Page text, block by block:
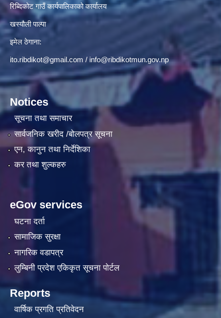
रिब्दिकोट गाउँ कार्यपालिकाको कार्यालय
खस्यौली पाल्पा
इमेल ठेगाना:
ito.ribdikot@gmail.com / info@ribdikotmun.gov.np
Notices
सूचना तथा समाचार
सार्वजनिक खरीद /बोलपत्र सूचना
एन, कानुन तथा निर्देशिका
कर तथा शुल्कहरु
eGov services
घटना दर्ता
सामाजिक सुरक्षा
नागरिक वडापत्र
लुम्बिनी प्रदेश एकिकृत सूचना पाेर्टल
Reports
वार्षिक प्रगति प्रतिवेदन